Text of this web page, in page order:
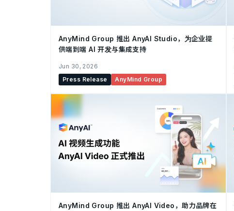
AnyMind Group 推出 AnyAI Studio，为企业提
供端到端 AI 开发与集成支持
Jun 30, 2026
Press Release
AnyMind Group
AnyMind Group 推出 AnyAI Video，助力品牌在